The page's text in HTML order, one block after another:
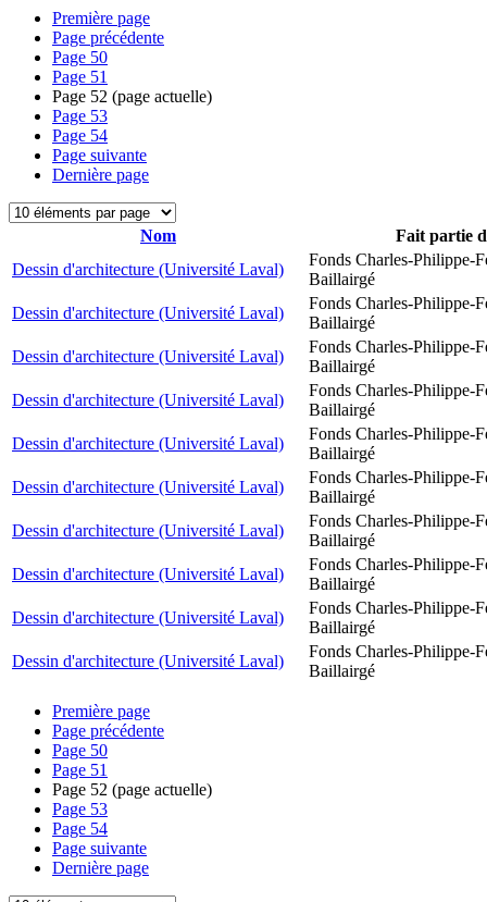
Première page
Page précédente
Page 50
Page 51
Page 52 (page actuelle)
Page 53
Page 54
Page suivante
Dernière page
Nom
Fait partie
Dessin d'architecture (Université Laval)
Fonds Charles-Philippe-
Baillairgé
Dessin d'architecture (Université Laval)
Fonds Charles-Philippe-
Baillairgé
Dessin d'architecture (Université Laval)
Fonds Charles-Philippe-
Baillairgé
Dessin d'architecture (Université Laval)
Fonds Charles-Philippe-
Baillairgé
Dessin d'architecture (Université Laval)
Fonds Charles-Philippe-
Baillairgé
Dessin d'architecture (Université Laval)
Fonds Charles-Philippe-
Baillairgé
Dessin d'architecture (Université Laval)
Fonds Charles-Philippe-
Baillairgé
Dessin d'architecture (Université Laval)
Fonds Charles-Philippe-
Baillairgé
Dessin d'architecture (Université Laval)
Fonds Charles-Philippe-
Baillairgé
Dessin d'architecture (Université Laval)
Fonds Charles-Philippe-
Baillairgé
Première page
Page précédente
Page 50
Page 51
Page 52 (page actuelle)
Page 53
Page 54
Page suivante
Dernière page